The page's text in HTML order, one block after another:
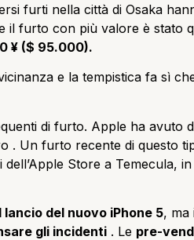
furti nella città di Osaka
il furto con più valore è stato
¥ ($ 95.000).
e la tempistica fa sì
di furto. Apple ha avuto
. Un furto recente di questo
Store a Temecula, in
del nuovo iPhone 5, ma
gli incidenti . Le pre-